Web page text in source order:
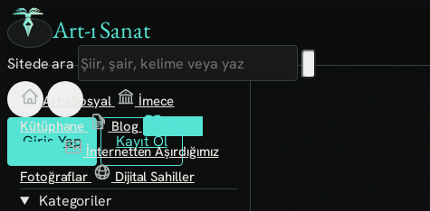
Art-ı Sanat
Sitede ara
Giriş Yap Kayıt Ol
Art-ı Sosyal
İmece
Kütüphane
Blog
İnternetten Aşırdığımız
Fotoğraflar
Dijital Sahiller
Kategoriler